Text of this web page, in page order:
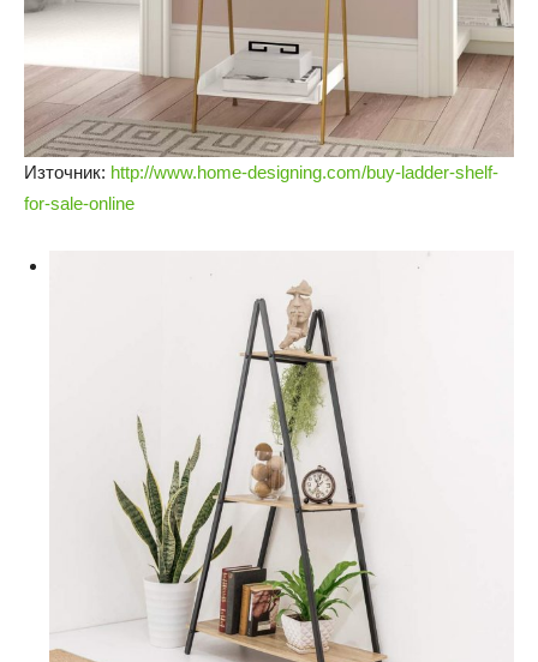
Източник: http://www.home-designing.com/buy-ladder-shelf-
for-sale-online